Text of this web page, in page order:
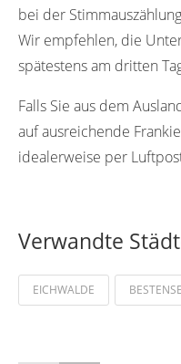
bei der
Wir empfehlen, die
spätestens am dritten
Falls Sie aus dem
auf ausreichende
idealerweise per
Verwandte
EICHWALDE